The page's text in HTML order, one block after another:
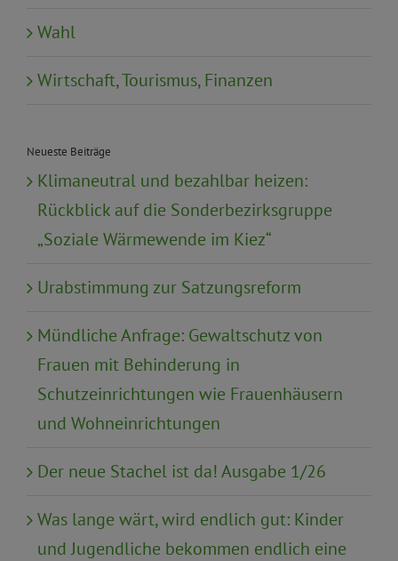
Wahl
Wirtschaft, Tourismus, Finanzen
Neueste Beiträge
Klimaneutral und bezahlbar heizen:
Rückblick auf die Sonderbezirksgruppe
„Soziale Wärmewende im Kiez“
Urabstimmung zur Satzungsreform
Mündliche Anfrage: Gewaltschutz von
Frauen mit Behinderung in
Schutzeinrichtungen wie Frauenhäusern
und Wohneinrichtungen
Der neue Stachel ist da! Ausgabe 1/26
Was lange wärt, wird endlich gut: Kinder
und Jugendliche bekommen endlich eine